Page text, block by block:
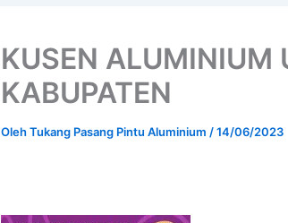
KUSEN ALUMINIUM
KABUPATEN
OlehTukang Pasang Pintu Aluminium /14/06/2023